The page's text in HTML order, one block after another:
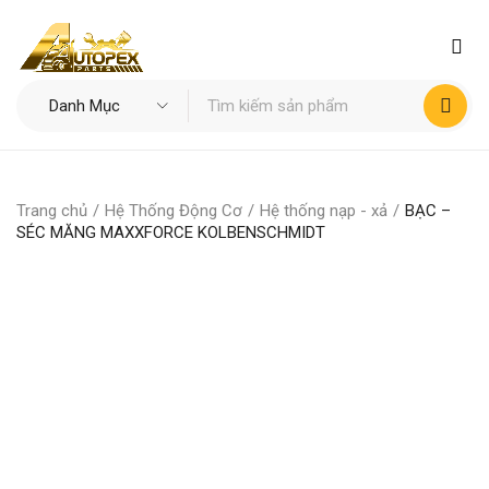
Trang chủ / Hệ Thống Động Cơ / Hệ thống nạp - xả / BẠC –
SÉC MĂNG MAXXFORCE KOLBENSCHMIDT